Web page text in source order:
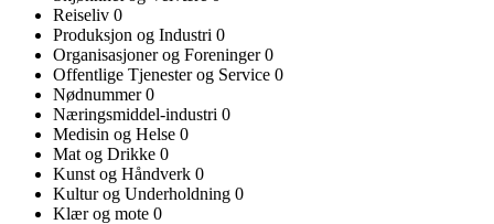
Reiseliv 0
Produksjon og Industri 0
Organisasjoner og Foreninger0
Offentlige Tjenester og Service 0
Nødnummer0
Næringsmiddel-industri 0
Medisin og Helse 0
Mat og Drikke 0
Kunst og Håndverk 0
Kultur og Underholdning 0
Klær og mote 0